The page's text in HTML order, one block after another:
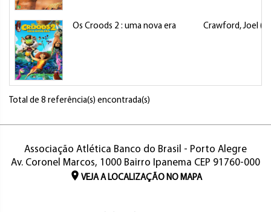
Os Croods 2 : uma nova era Crawford, Joel
Total de 8 referência(s) encontrada(s)
Associação Atlética Banco do Brasil - Porto Alegre
Av. Coronel Marcos, 1000 Bairro Ipanema CEP 91760-000
VEJA A LOCALIZAÇÃO NO MAPA